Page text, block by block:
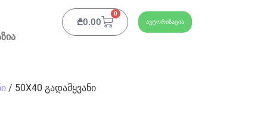
₾0.00
0
ავტორიზაცია
/ 50X40 გადამყვანი